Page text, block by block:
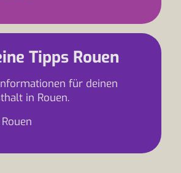
Tipps Rouen
für deinen
in Rouen.